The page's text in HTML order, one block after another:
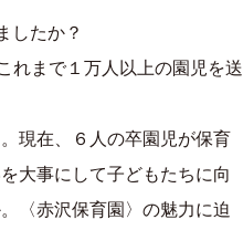
したか？
れまで１万人以上の園児を送
現在、６人の卒園児が保育
大事にして子どもたちに向
〈赤沢保育園〉の魅力に迫